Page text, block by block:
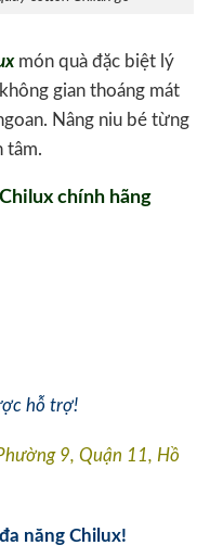
món quà đặc biệt lý
gian thoáng mát
Nâng niu bé từng
tâm.
chính hãng
hỗ trợ!
9, Quận 11, Hồ
năng Chilux!